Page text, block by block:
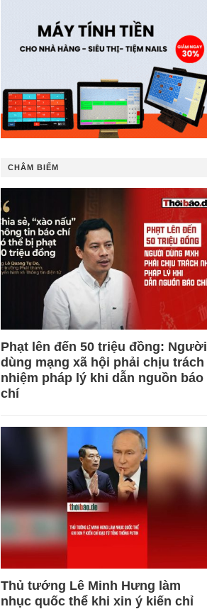
CHÂM BIẾM
Phạt lên đến 50 triệu đồng: Người
dùng mạng xã hội phải chịu trách
nhiệm pháp lý khi dẫn nguồn báo
chí
Thủ tướng Lê Minh Hưng làm
nhục quốc thể khi xin ý kiến chỉ